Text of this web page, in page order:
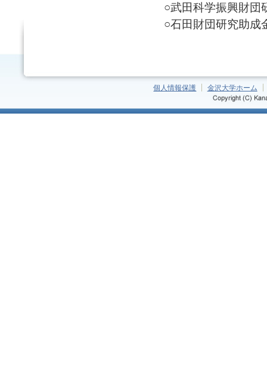
○武田科学振興財団
○石田財団研究助成
個人情報保護 金沢大学ホーム